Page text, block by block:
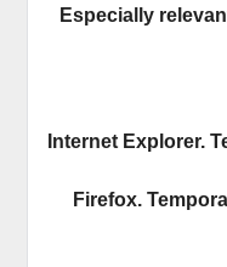
Especially
Internet Explorer.
Firefox.